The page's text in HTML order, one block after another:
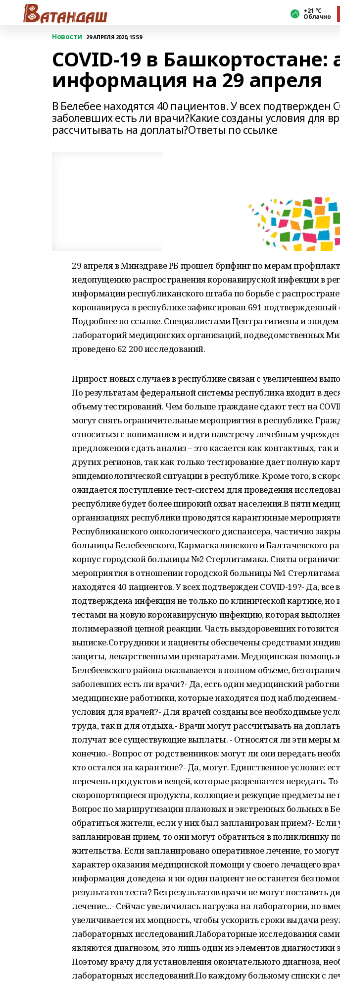
+21 °С
Облачно
Новости 29 АПРЕЛЯ 2020, 15:59
COVID-19 в Башкортостане:
информация на 29 апреля
В Белебее находятся 40 пациентов. У всех подтвержден
заболевших есть ли врачи?Какие созданы условия для
рассчитывать на доплаты?Ответы по ссылке
29 апреля в Минздраве РБ прошел брифинг по мерам
недопущению распространения коронавирусной инфекции в
информации республиканского штаба по борьбе с
коронавируса в республике зафиксирован 691 подтвержденный
Подробнее по ссылке. Специалистами Центра гигиены и
лабораторий медицинских организаций, подведомственных
проведено 62 200 исследований.
Прирост новых случаев в республике связан с увеличением
По результатам федеральной системы республика входит в
объему тестирований. Чем больше граждане сдают тест на
могут снять ограничительные мероприятия в республике.
относиться с пониманием и идти навстречу лечебным
предложении сдать анализ – это касается как контактных,
других регионов, так как только тестирование дает полную
эпидемиологической ситуации в республике. Кроме того, в
ожидается поступление тест-систем для проведения
республике будет более широкий охват населения.В пяти
организациях республики проводятся карантинные
Республиканского онкологического диспансера, частично
больницы Белебеевского, Кармаскалинского и Балтачевского
корпус городской больницы №2 Стерлитамака. Сняты
мероприятия в отношении городской больницы №1
находятся 40 пациентов. У всех подтвержден COVID-19?- Да, все
подтверждена инфекция не только по клинической картине,
тестами на новую коронавирусную инфекцию, которая
полимеразной цепной реакции. Часть выздоровевших
выписке.Сотрудники и пациенты обеспечены средствами
защиты, лекарственными препаратами. Медицинская помощь
Белебеевского района оказывается в полном объеме, без
заболевших есть ли врачи?- Да, есть один медицинский
медицинские работники, которые находятся под
условия для врачей?- Для врачей созданы все необходимые
труда, так и для отдыха.- Врачи могут рассчитывать на
получат все существующие выплаты. - Относятся ли эти меры
конечно.- Вопрос от родственников: могут ли они передать
кто остался на карантине?- Да, могут. Единственное условие:
перечень продуктов и вещей, которые разрешается передать. То
скоропортящиеся продукты, колющие и режущие предметы не
Вопрос по маршрутизации плановых и экстренных больных в
обратиться жители, если у них был запланирован прием?- Если
запланирован прием, то они могут обратиться в поликлинику
жительства. Если запланировано оперативное лечение, то
характер оказания медицинской помощи у своего лечащего
информация доведена и ни один пациент не останется без
результатов теста? Без результатов врачи не могут поставить
лечение...- Сейчас увеличилась нагрузка на лаборатории, но
увеличивается их мощность, чтобы ускорить сроки выдачи
лабораторных исследований.Лабораторные исследования сами
являются диагнозом, это лишь один из элементов диагностики
Поэтому врачу для установления окончательного диагноза,
лабораторных исследований.По каждому больному списки с